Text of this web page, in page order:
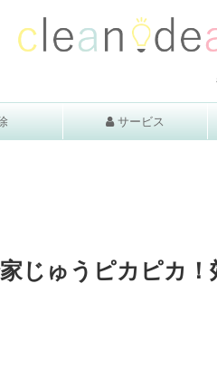
毎日の
サービス
じゅうピカピカ